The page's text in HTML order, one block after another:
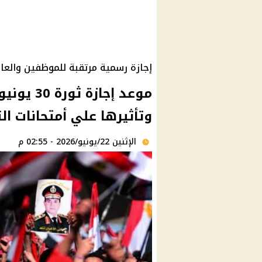
إجازة رسمية مرتقبة للموظفين
وتأثيرها علي أمتحانات
الإثنين 22/يونيو/2026 - 02:55 م